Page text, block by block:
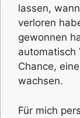
lassen,
verloren
gewonnen
automatisch
Chance,
wachsen.
Für mich